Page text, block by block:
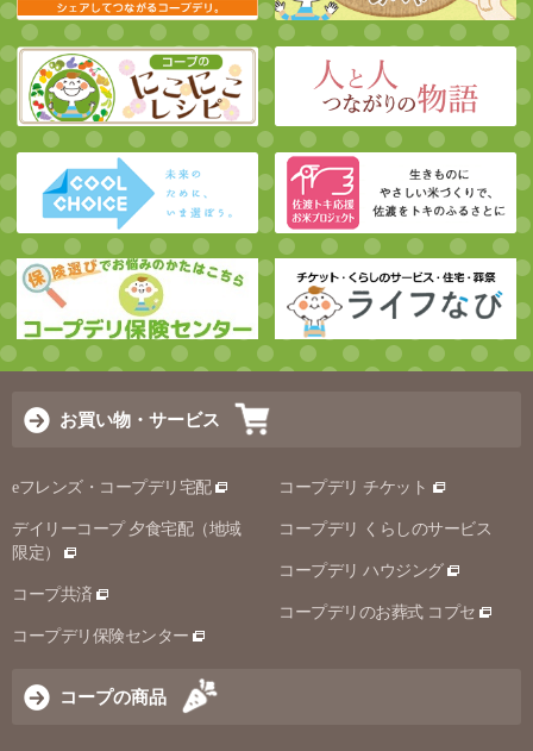
お買い物・サービス
eフレンズ・コープデリ宅配
デイリーコープ 夕食宅配（地域
限定）
コープ共済
コープデリ保険センター
コープデリ チケット
コープデリ くらしのサービス
コープデリ ハウジング
コープデリのお葬式 コプセ
コープの商品